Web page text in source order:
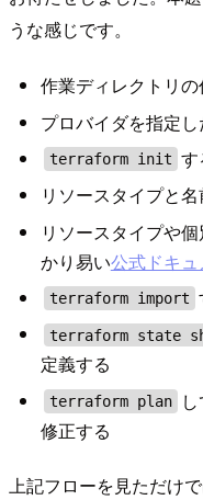
うな感じです。
作業ディレクトリ
プロバイダを指定
terraform init す
リソースタイプと
リソースタイプや
かり易い公式ドキュ
terraform import
terraform state
定義する
terraform plan
修正する
上記フローを見ただけ